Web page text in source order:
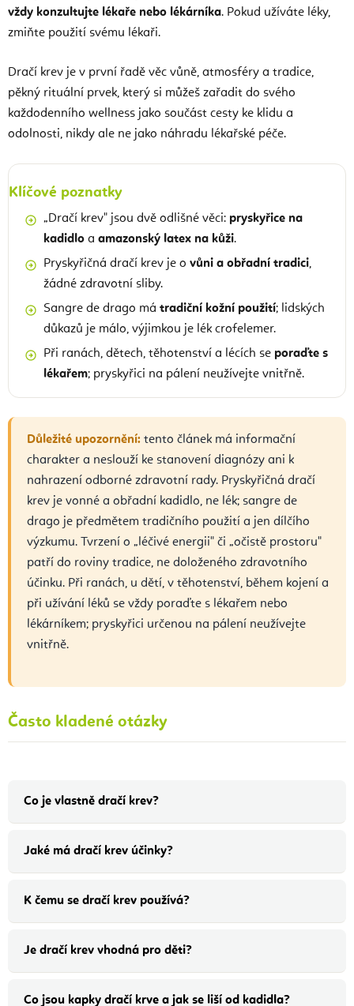
vždy konzultujte lékaře nebo lékárníka. Pokud užíváte léky,
zmiňte použití svému lékaři.
Dračí krev je v první řadě věc vůně, atmosféry a tradice,
pěkný rituální prvek, který si můžeš zařadit do svého
každodenního wellness jako součást cesty ke klidu a
odolnosti, nikdy ale ne jako náhradu lékařské péče.
Klíčové poznatky
„Dračí krev" jsou dvě odlišné věci: pryskyřice na
kadidlo a amazonský latex na kůži.
Pryskyřičná dračí krev je o vůni a obřadní tradici,
žádné zdravotní sliby.
Sangre de drago má tradiční kožní použití; lidských
důkazů je málo, výjimkou je lék crofelemer.
Při ranách, dětech, těhotenství a lécích se poraďte s
lékařem; pryskyřici na pálení neužívejte vnitřně.
Důležité upozornění: tento článek má informační
charakter a neslouží ke stanovení diagnózy ani k
nahrazení odborné zdravotní rady. Pryskyřičná dračí
krev je vonné a obřadní kadidlo, ne lék; sangre de
drago je předmětem tradičního použití a jen dílčího
výzkumu. Tvrzení o „léčivé energii" či „očistě prostoru"
patří do roviny tradice, ne doloženého zdravotního
účinku. Při ranách, u dětí, v těhotenství, během kojení a
při užívání léků se vždy poraďte s lékařem nebo
lékárníkem; pryskyřici určenou na pálení neužívejte
vnitřně.
Často kladené otázky
Co je vlastně dračí krev?
Jaké má dračí krev účinky?
K čemu se dračí krev používá?
Je dračí krev vhodná pro děti?
Co jsou kapky dračí krve a jak se liší od kadidla?